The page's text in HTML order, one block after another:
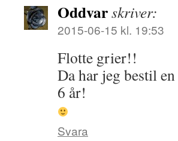
Oddvarskriver:
2015-06-15 kl. 19:53
Flotte grier!!
Da har jeg bestil
6 år!
Svara